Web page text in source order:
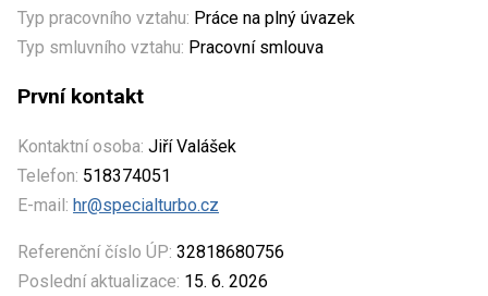
Typ pracovního vztahu: Práce na plný úvazek
Typ smluvního vztahu: Pracovní smlouva
První kontakt
Kontaktní osoba: Jiří Valášek
Telefon: 518374051
E-mail: hr@specialturbo.cz
Referenční číslo ÚP: 32818680756
Poslední aktualizace: 15. 6. 2026